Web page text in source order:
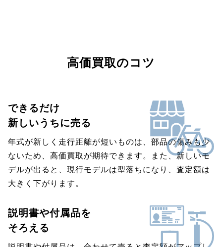
高価買取のコツ
できるだけ
新しいうちに売る
年式が新しく走行距離が短いものは、部品の傷みも少
ないため、高価買取が期待できます。また、新しいモ
デルが出ると、現行モデルは型落ちになり、査定額は
大きく下がります。
説明書や付属品を
そろえる